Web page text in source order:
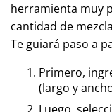
herramienta muy
cantidad de
Te guiará paso a
Primero,
(largo y